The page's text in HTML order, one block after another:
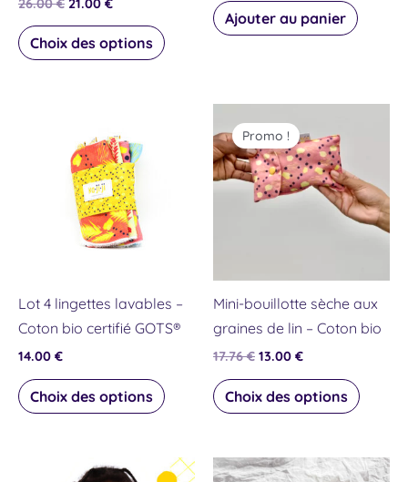
Choix des options
Ajouter au panier
Lot 4 lingettes lavables –
Coton bio certifié GOTS®
14.00 €
Choix des options
peuvent
être
choisies
produit
Promo !
Mini-bouillotte sèche aux
graines de lin – Coton bio
17.76€
prix
initial
était :
17.76 €.
13.00 €
actuel
est :
13.00 €.
Choix des options
être
produit
Ce